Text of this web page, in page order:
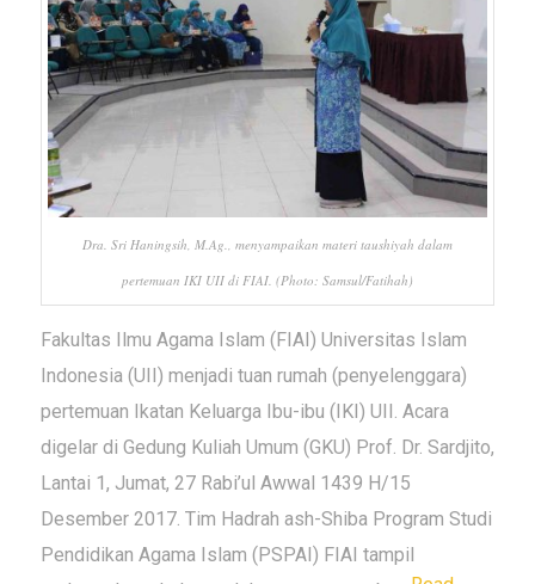
Dra. Sri Haningsih, M.Ag., menyampaikan materi taushiyah dalam
pertemuan IKI UII di FIAI. (Photo: Samsul/Fatihah)
Fakultas Ilmu Agama Islam (FIAI) Universitas Islam
Indonesia (UII) menjadi tuan rumah (penyelenggara)
pertemuan Ikatan Keluarga Ibu-ibu (IKI) UII. Acara
digelar di Gedung Kuliah Umum (GKU) Prof. Dr. Sardjito,
Lantai 1, Jumat, 27 Rabi’ul Awwal 1439 H/15
Desember 2017. Tim Hadrah ash-Shiba Program Studi
Pendidikan Agama Islam (PSPAI) FIAI tampil